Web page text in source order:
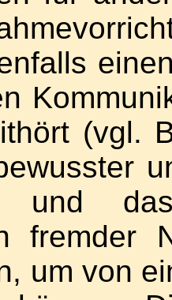
(vgl.
und
fremder
um von